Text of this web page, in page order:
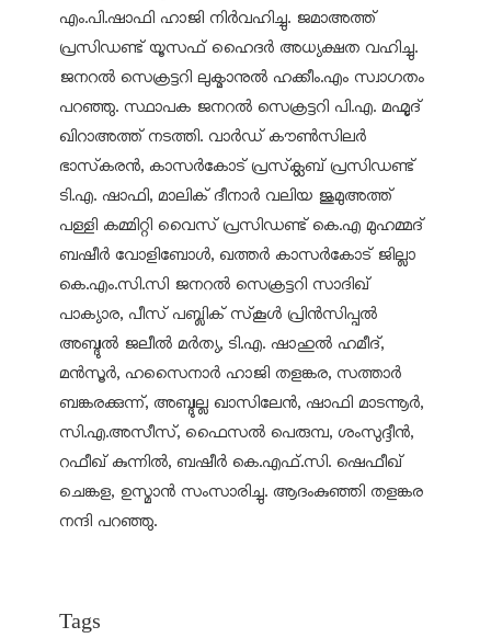
എം.പി.ഷാഫി ഹാജി നിർവഹിച്ചു. ജമാഅത്ത്
പ്രസിഡണ്ട് യൂസഫ് ഹൈദർ അധ്യക്ഷത വഹിച്ചു.
ജനറൽ സെക്രട്ടറി ലുക്മാനുൽ ഹക്കീം.എം സ്വാഗതം
പറഞ്ഞു. സ്ഥാപക ജനറൽ സെക്രട്ടറി പി.എ. മഹ്മൂദ്
ഖിറാഅത്ത് നടത്തി. വാർഡ് കൗൺസിലർ
ഭാസ്‌കരൻ, കാസർകോട് പ്രസ്‌ക്ലബ് പ്രസിഡണ്ട്
ടി.എ. ഷാഫി, മാലിക് ദീനാർ വലിയ ജുമുഅത്ത്
പള്ളി കമ്മിറ്റി വൈസ് പ്രസിഡണ്ട് കെ.എ മുഹമ്മദ്
ബഷീർ വോളിബോൾ, ഖത്തർ കാസർകോട് ജില്ലാ
കെ.എം.സി.സി ജനറൽ സെക്രട്ടറി സാദിഖ്
പാക്യാര, പീസ് പബ്ലിക് സ്‌കൂൾ പ്രിൻസിപ്പൽ
അബ്ദുൽ ജലീൽ മർത്യ, ടി.എ. ഷാഹുൽ ഹമീദ്,
മൻസൂർ, ഹസൈനാർ ഹാജി തളങ്കര, സത്താർ
ബങ്കരക്കുന്ന്, അബ്ദുല്ല ഖാസിലേൻ, ഷാഫി മാടന്നൂർ,
സി.എ.അസീസ്, ഫൈസൽ പെരുമ്പ, ശംസുദ്ദീൻ,
റഫീഖ് കുന്നിൽ, ബഷീർ കെ.എഫ്.സി. ഷെഫീഖ്
ചെങ്കള, ഉസ്മാൻ സംസാരിച്ചു. ആദംകുഞ്ഞി തളങ്കര
നന്ദി പറഞ്ഞു.
Tags